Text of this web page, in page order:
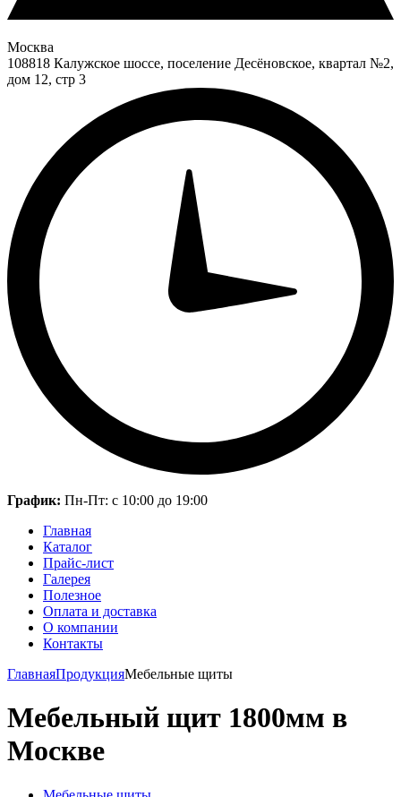
Москва
108818 Калужское шоссе, поселение Десёновское, квартал №2,
дом 12, стр 3
График: Пн-Пт: с 10:00 до 19:00
Главная
Каталог
Прайс-лист
Галерея
Полезное
Оплата и доставка
О компании
Контакты
ГлавнаяПродукцияМебельные щиты
Мебельный щит 1800мм в
Москве